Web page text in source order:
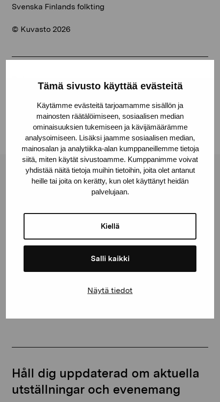
Tämä sivusto käyttää evästeitä
Käytämme evästeitä tarjoamamme sisällön ja
mainosten räätälöimiseen, sosiaalisen median
ominaisuuksien tukemiseen ja kävijämäärämme
analysoimiseen. Lisäksi jaamme sosiaalisen median,
mainosalan ja analytiikka-alan kumppaneillemme tietoja
siitä, miten käytät sivustoamme. Kumppanimme voivat
yhdistää näitä tietoja muihin tietoihin, joita olet antanut
heille tai joita on kerätty, kun olet käyttänyt heidän
palvelujaan.
Kiellä
Salli kaikki
Näytä tiedot
Svenska Finlands folkting
© Kuvasto 2026
Linkedin
Stiftelsen Pro Artibus
Gustav Wasas gata 11
proartibus@proartibus.fi
Håll dig uppdaterad om aktuella
utställningar och evenemang